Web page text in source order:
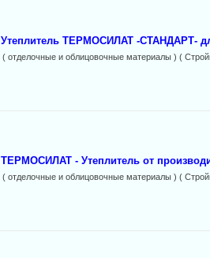
Утеплитель ТЕРМОСИЛАТ -СТАНДАРТ-
( отделочные и облицовочные материалы ) (
ТЕРМОСИЛАТ - Утеплитель от
( отделочные и облицовочные материалы ) (